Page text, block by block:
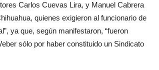
Carlos Cuevas Lira, y Manuel Cabrera
quienes exigieron al funcionario de
ya que, según manifestaron, “fueron
sólo por haber constituido un Sindicato